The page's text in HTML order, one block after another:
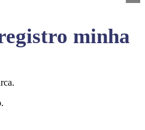
minha